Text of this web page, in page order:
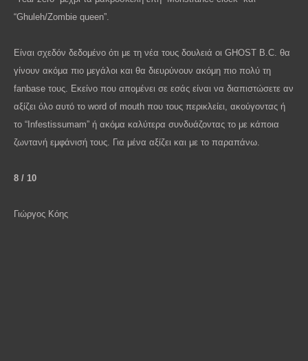
“Ghuleh/Zombie queen”.
Είναι σχεδόν δεδομένο ότι με τη νέα τους δουλειά οι GHOST B C . θα
γίνουν ακόμα πιο μεγάλοι και θα διευρύνουν ακόμη πιο πολύ τη
fanbase τους. Εκείνο που απομένει σε εσάς είναι να διαπιστώσετε αν
αξίζει όλο αυτό το word of mouth που τους περικλείει, ακούγοντας ή
το “Infestissumam” ή ακόμα καλύτερα συνδυάζοντας το με κάποια
ζωντανή εμφάνισή τους. Για μένα αξίζει και με το παραπάνω.
8 / 10
Γιώργος Κόης